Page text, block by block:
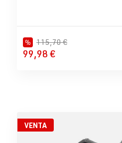
% 115,70 €
99,98 €
VENTA